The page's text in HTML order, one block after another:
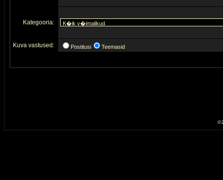
Kategooria:
Kuva vastused: Postitusi Teemasid
©